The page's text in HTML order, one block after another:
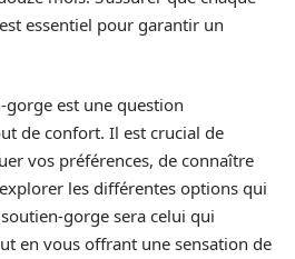
essentiel pour garantir un
est une question
de confort. Il est crucial de
vos préférences, de connaître
les différentes options qui
gorge sera celui qui
en vous offrant une sensation de